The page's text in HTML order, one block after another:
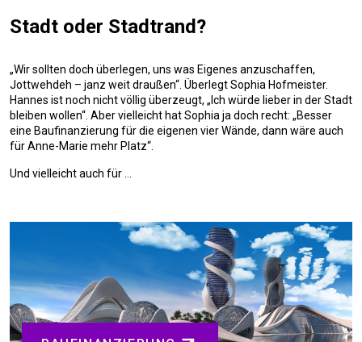
Stadt oder Stadtrand?
„Wir sollten doch überlegen, uns was Eigenes anzuschaffen,
Jottwehdeh – janz weit draußen“. Überlegt Sophia Hofmeister.
Hannes ist noch nicht völlig überzeugt, „Ich würde lieber in der Stadt
bleiben wollen“. Aber vielleicht hat Sophia ja doch recht: „Besser
eine Baufinanzierung für die eigenen vier Wände, dann wäre auch
für Anne-Marie mehr Platz“.
Und vielleicht auch für …